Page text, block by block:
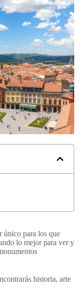
único para los que
lo mejor para ver y
historia, arte